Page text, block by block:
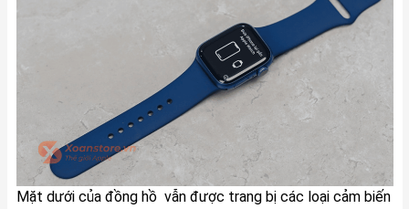
Mặt dưới của đồng hồ vẫn được trang bị các loại cảm biến